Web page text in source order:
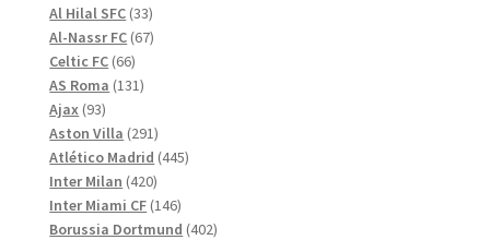
produkter
Al Hilal SFC 3333
produkter
Al-Nassr FC 6767
Celtic FC 6666
produkter
AS Roma 131131
Ajax 9393
produkter
Aston Villa 291291
produkter
Atlético Madrid 445445
Inter Milan 420420
produkter
Inter Miami CF 146146
produkter
Borussia Dortmund 402402